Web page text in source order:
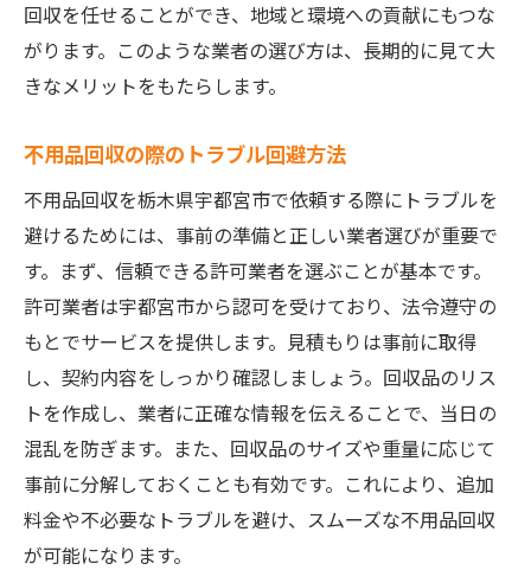
回収を任せることができ、地域と環境への貢献にもつな
がります。このような業者の選び方は、長期的に見て大
きなメリットをもたらします。
不用品回収の際のトラブル回避方法
不用品回収を栃木県宇都宮市で依頼する際にトラブルを
避けるためには、事前の準備と正しい業者選びが重要で
す。まず、信頼できる許可業者を選ぶことが基本です。
許可業者は宇都宮市から認可を受けており、法令遵守の
もとでサービスを提供します。見積もりは事前に取得
し、契約内容をしっかり確認しましょう。回収品のリス
トを作成し、業者に正確な情報を伝えることで、当日の
混乱を防ぎます。また、回収品のサイズや重量に応じて
事前に分解しておくことも有効です。これにより、追加
料金や不必要なトラブルを避け、スムーズな不用品回収
が可能になります。